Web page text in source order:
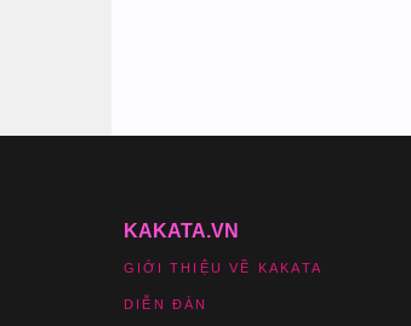
KAKATA.VN
GIỚI THIỆU VỀ KAKATA
DIỄN ĐÀN